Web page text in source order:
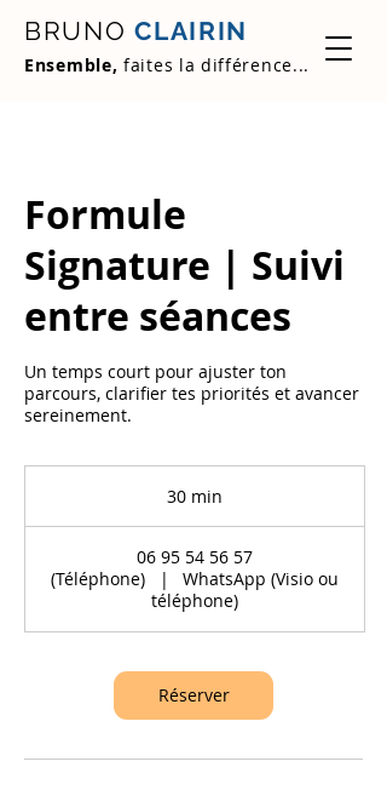
BRUNO CLAIRIN
Ensemble, faites la différence...
Formule
Signature | Suivi
entre séances
Un temps court pour ajuster ton
parcours, clarifier tes priorités et avancer
sereinement.
30 min
i
n
06 95 54 56 57
(Téléphone)
|
WhatsApp (Visio ou
téléphone)
Réserver